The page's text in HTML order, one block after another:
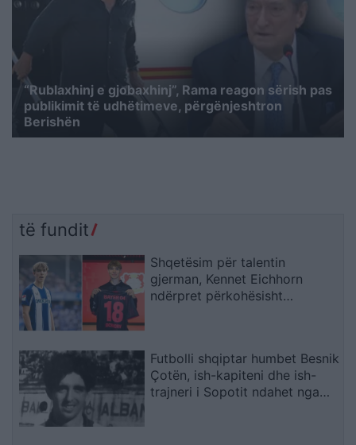
“Rublaxhinj e gjobaxhinj”, Rama reagon sërish pas
publikimit të udhëtimeve, përgënjeshtron
Berishën
të fundit
Shqetësim për talentin
gjerman, Kennet Eichhorn
ndërpret përkohësisht
Futbolli shqiptar humbet Besnik
Çotën, ish-kapiteni dhe ish-
trajneri i Sopotit ndahet nga